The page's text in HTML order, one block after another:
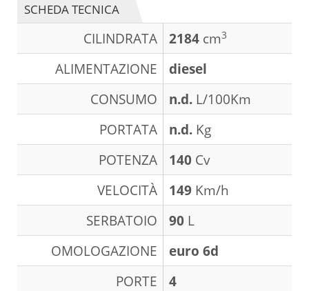
SCHEDA TECNICA
CILINDRATA 2184 cm3
ALIMENTAZIONE
diesel
CONSUMO
n.d. L/100Km
PORTATA
n.d. Kg
POTENZA
140 Cv
VELOCITÀ
149 Km/h
SERBATOIO
90 L
OMOLOGAZIONE
euro 6d
PORTE
4